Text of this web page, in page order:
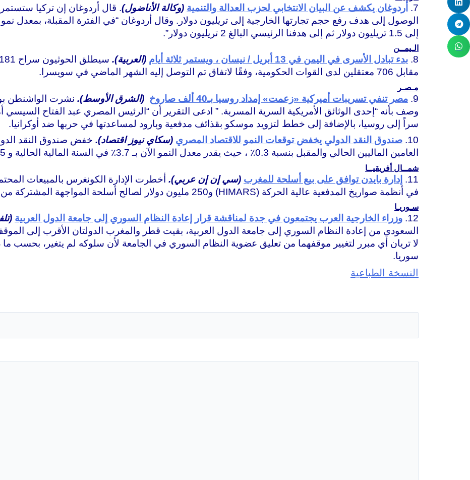
7.
أردوغان يكشف عن البيان الانتخابي لحزب العدالة والتنمية (وكالة الأناضول). قال أردوغان إن تركيا ستستمر
إلى 1.5 تريليون دولار ثم إلى هدفنا الرئيسي البالغ 2 تريليون دولار”.
الـيمــن
8. بدء تبادل الأسرى في اليمن في 13 أبريل / نيسان ، ويستمر ثلاثة أيام (العربية).
مقابل 706 معتقلين لدى القوات الحكومية، وفقًا لاتفاق تم التوصل إليه الشهر الماضي في سويسرا.
مـصـر
9. مصر تنفي تسريبات أميركية «زعمت» إمداد روسيا بـ40 ألف صاروخ (الشرق الأوسط). نشرت الواشنطن
سراً إلى روسيا، بالإضافة إلى خطط لتزويد موسكو بقذائف مدفعية وبارود لمساعدتها في حربها ضد أوكرانيا.
10. صندوق النقد الدولي يخفض توقعات النمو للاقتصاد المصري (سكاي نيوز اقتصاد). خفض صندوق النقد
العامين الماليين الحالي والمقبل بنسبة 0.3٪ ، حيث يقدر معدل النمو الآن بـ 3.7٪ في السنة المالية الحالية و 5٪ في السنة المالية المقبلة.
شمــال أفريقيــا
11.
إدارة بايدن توافق على بيع أسلحة للمغرب (سي إن إن عربي).
في أنظمة صواريخ المدفعية عالية الحركة (HIMARS) و250 مليون دولار لصالح أسلحة المواجهة المشتركة من قنابل “JSOW” الموجهة بدقة.
سـوريـا
12. وزراء الخارجية العرب يجتمعون في جدة لمناقشة قرار إعادة النظام السوري إلى جامعة الدول العربية
السعودي من إعادة النظام السوري إلى جامعة الدول العربية، بقيت قطر والمغرب الدولتان الأقرب إلى
لا تريان أي مبرر لتغيير موقفهما من تعليق عضوية النظام السوري في الجامعة لأن سلوكه لم يتغير، بحسب ما
سوريا.
النسخة الطباعية